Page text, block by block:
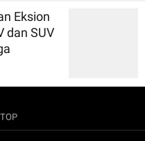
Eksion
dan SUV